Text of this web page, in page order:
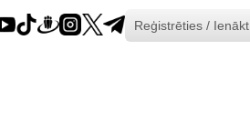
Reģistrēties / Ienākt